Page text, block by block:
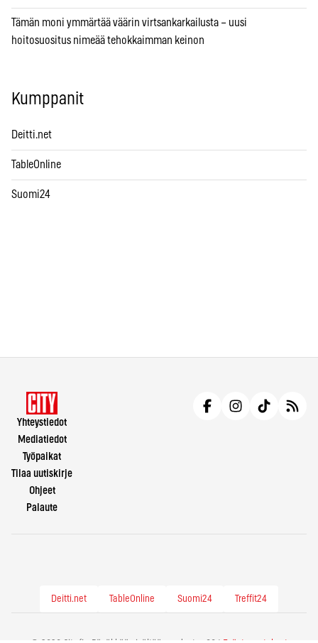
Tämän moni ymmärtää väärin virtsankarkailusta – uusi
hoitosuositus nimeää tehokkaimman keinon
Kumppanit
Deitti.net
TableOnline
Suomi24
Yhteystiedot
Mediatiedot
Työpaikat
Tilaa uutiskirje
Ohjeet
Palaute
Deitti.net TableOnline Suomi24 Treffit24